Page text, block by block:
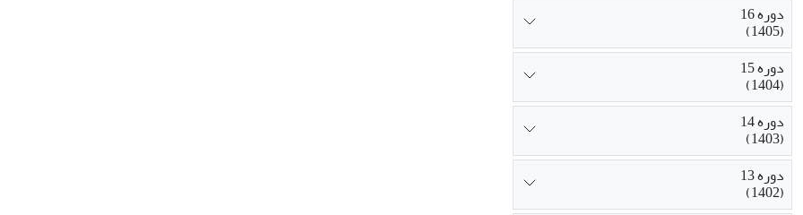
دوره 16
(1405)
دوره 15
(1404)
دوره 14
(1403)
دوره 13
(1402)